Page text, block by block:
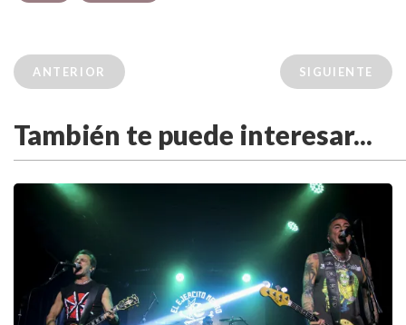
ANTERIOR SIGUIENTE
También te puede interesar...